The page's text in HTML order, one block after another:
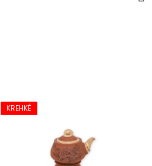
KREHKÉ